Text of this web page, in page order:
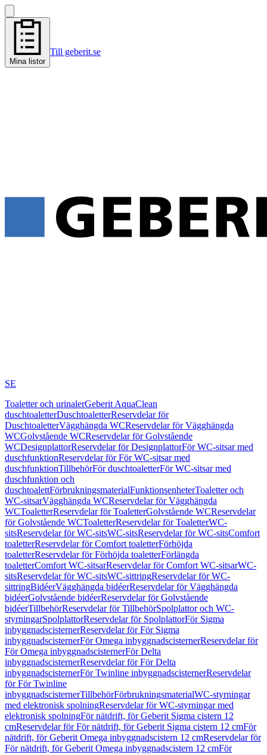
Mina listor
Till geberit.se
SE
Toaletter och urinalerGeberit AquaClean
duschtoaletterDuschtoaletterReservdelar för
DuschtoaletterVägghängda WCReservdelar för Vägghängda
WCGolvstående WCReservdelar för Golvstående
WCDesignplattorReservdelar för DesignplattorFör WC-sitsar med
duschfunktionReservdelar för För WC-sitsar med
duschfunktionTillbehörFör duschtoaletterFör WC-sitsar med
duschfunktion och
duschtoalettFörbrukningsmaterialFunktionsenheterToaletter och
WC-sitsarVägghängda WCReservdelar för Vägghängda
WCToaletterReservdelar för ToaletterGolvstående WCReservdelar
för Golvstående WCToaletterReservdelar för ToaletterWC-
sitsReservdelar för WC-sitsWC-sitsReservdelar för WC-sitsComfort
toaletterReservdelar för Comfort toaletterFörhöjda
toaletterReservdelar för Förhöjda toaletterFörlängda
toaletterComfort WC-sitsarReservdelar för Comfort WC-sitsarWC-
sitsReservdelar för WC-sitsWC-sittringReservdelar för WC-
sittringBidéerVägghängda bidéerReservdelar för Vägghängda
bidéerGolvstående bidéerReservdelar för Golvstående
bidéerTillbehörReservdelar för TillbehörSpolplattor och WC-
styrningarSpolplattorReservdelar för SpolplattorFör Sigma
inbyggnadscisternerReservdelar för För Sigma
inbyggnadscisternerFör Omega inbyggnadscisternerReservdelar för
För Omega inbyggnadscisternerFör Delta
inbyggnadscisternerReservdelar för För Delta
inbyggnadscisternerFör Twinline inbyggnadscisternerReservdelar
för För Twinline
inbyggnadscisternerTillbehörFörbrukningsmaterialWC-styrningar
med elektronisk spolningReservdelar för WC-styrningar med
elektronisk spolningFör nätdrift, för Geberit Sigma cistern 12
cmReservdelar för För nätdrift, för Geberit Sigma cistern 12 cmFör
nätdrift, för Geberit Omega inbyggnadscistern 12 cmReservdelar för
För nätdrift, för Geberit Omega inbyggnadscistern 12 cmFör